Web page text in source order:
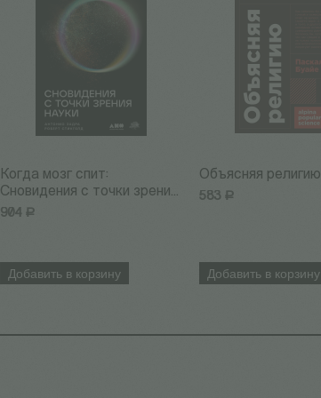
Когда мозг спит:
Сновидения с точки зрени...
904 Р
Добавить в корзину
Объясняя религию
583 Р
Добавить в корзину